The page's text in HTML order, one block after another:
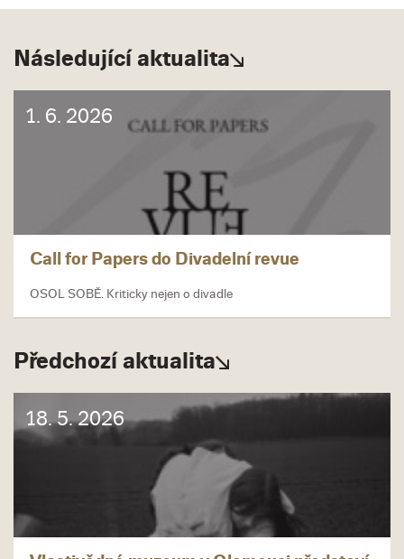
Následující aktualita
1. 6. 2026
Call for Papers do Divadelní revue
OSOL SOBĚ. Kriticky nejen o divadle
Předchozí aktualita
18. 5. 2026